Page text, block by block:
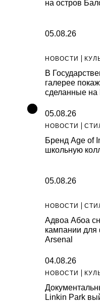
на остров
05.08.26
НОВОСТИ
В
галерее
сделанные на
05.08.26
НОВОСТИ
Бренд Age of
школьную
05.08.26
НОВОСТИ
Адвоа Абоа
кампании для
Arsenal
04.08.26
НОВОСТИ
Linkin Park